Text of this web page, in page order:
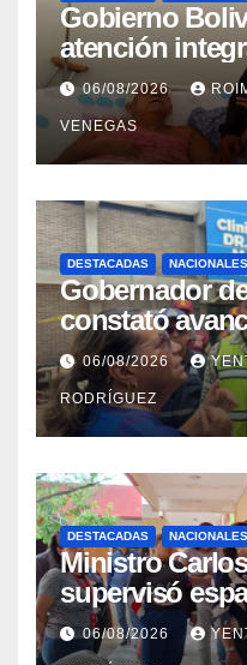
Gobierno
atención
con06/08/2026
VENEGAS
DESTACADAS NACIONALES
Gobernador
constató
rehabilitación
Catia la Mar
06/08/2026
RODRÍGUEZ
DESTACADAS NACIONALES
Ministro
supervisó
Dermatológico
en La Guaira
06/08/2026